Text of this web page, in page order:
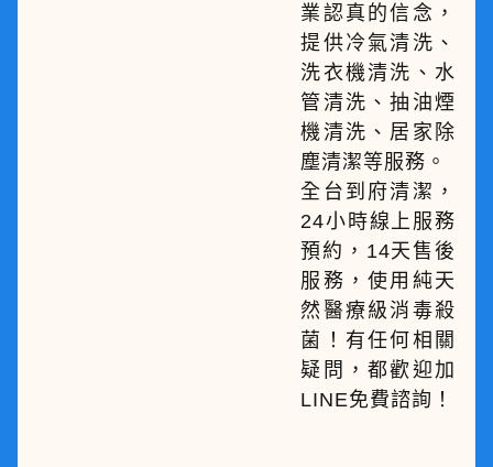
業認真的信念，
提供冷氣清洗、
洗衣機清洗、水
管清洗、抽油煙
機清洗、居家除
塵清潔等服務。
全台到府清潔，
24小時線上服務
預約，14天售後
服務，使用純天
然醫療級消毒殺
菌！有任何相關
疑問，都歡迎加
LINE免費諮詢！